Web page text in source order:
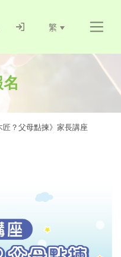
繁
匠？父母點揀》家長講座